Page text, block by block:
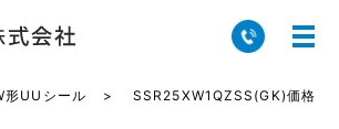
形UUシール SSR25XW1QZSS(GK)価格